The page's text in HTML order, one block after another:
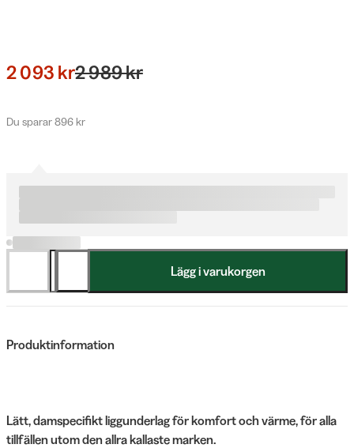
2 093 kr2 989 kr
Du sparar 896 kr
Lägg i varukorgen
Produktinformation
Lätt, damspecifikt liggunderlag för komfort och värme, för alla
tillfällen utom den allra kallaste marken.